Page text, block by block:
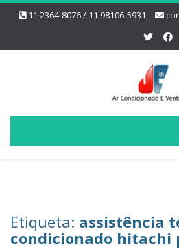
11 2364-8076 / 11 98106-5931
Etiqueta: assistência
condicionado hitachi